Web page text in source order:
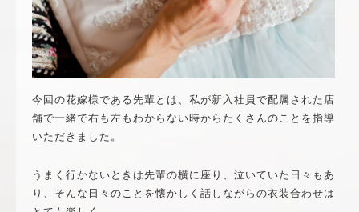
今回の花嫁様である先輩とは、私が新入社員で配属された店
舗で一緒で右も左もわからない時からたくさんのことを指導
いただきました。
うまく行かないときは先輩の横に座り、泣いていた日々もあ
り、そんな日々のことを懐かしく話しながらの衣装合わせは